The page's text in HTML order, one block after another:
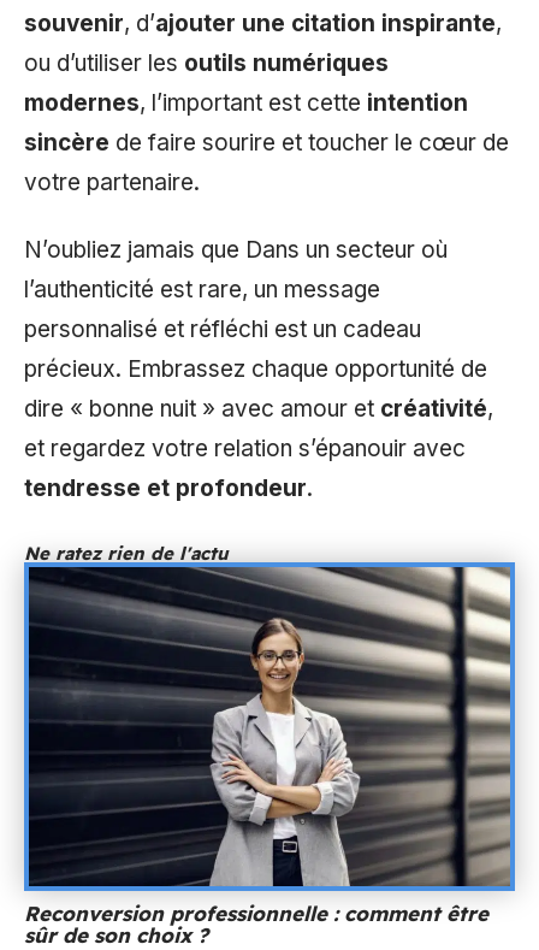
souvenir, d’ajouter une citation inspirante,
ou d’utiliser les outils numériques
modernes, l’important est cette intention
sincère de faire sourire et toucher le cœur de
votre partenaire.
N’oubliez jamais que Dans un secteur où
l’authenticité est rare, un message
personnalisé et réfléchi est un cadeau
précieux. Embrassez chaque opportunité de
dire « bonne nuit » avec amour et créativité,
et regardez votre relation s’épanouir avec
tendresse et profondeur.
Ne ratez rien de l'actu
Reconversion professionnelle : comment être
sûr de son choix ?